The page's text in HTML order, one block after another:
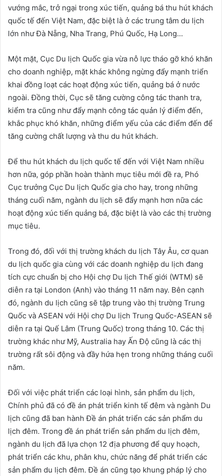
vướng mắc, trở ngại trong xúc tiến, quảng bá thu hút khách
quốc tế đến Việt Nam, đặc biệt là ở các trung tâm du lịch
lớn như Đà Nẵng, Nha Trang, Phú Quốc, Hạ Long…
Một mặt, Cục Du lịch Quốc gia vừa nỗ lực tháo gỡ khó khăn
cho doanh nghiệp, mặt khác không ngừng đẩy mạnh triển
khai đồng loạt các hoạt động xúc tiến, quảng bá ở nước
ngoài. Đồng thời, Cục sẽ tăng cường công tác thanh tra,
kiểm tra cũng như đẩy mạnh công tác quản lý điểm đến,
khắc phục khó khăn, những điểm yếu của các điểm đến để
tăng cường chất lượng và thu du hút khách.
Để thu hút khách du lịch quốc tế đến với Việt Nam nhiều
hơn nữa, góp phần hoàn thành mục tiêu mới đề ra, Phó
Cục trưởng Cục Du lịch Quốc gia cho hay, trong những
tháng cuối năm, ngành du lịch sẽ đẩy mạnh hơn nữa các
hoạt động xúc tiến quảng bá, đặc biệt là vào các thị trường
mục tiêu.
Trong đó, đối với thị trường khách du lịch Tây Âu, cơ quan
du lịch quốc gia cùng với các doanh nghiệp du lịch đang
tích cực chuẩn bị cho Hội chợ Du lịch Thế giới (WTM) sẽ
diễn ra tại London (Anh) vào tháng 11 năm nay. Bên cạnh
đó, ngành du lịch cũng sẽ tập trung vào thị trường Trung
Quốc và ASEAN với Hội chợ Du lịch Trung Quốc-ASEAN sẽ
diễn ra tại Quế Lâm (Trung Quốc) trong tháng 10. Các thị
trường khác như Mỹ, Australia hay Ấn Độ cũng là các thị
trường rất sôi động và đầy hứa hẹn trong những tháng cuối
năm.
Đối với việc phát triển các loại hình, sản phẩm du lịch,
Chính phủ đã có đề án phát triển kinh tế đêm và ngành Du
lịch cũng đã ban hành Đề án phát triển các sản phẩm du
lịch đêm. Trong đề án phát triển sản phẩm du lịch đêm,
ngành du lịch đã lựa chọn 12 địa phương để quy hoạch,
phát triển các khu, phân khu, chức năng để phát triển các
sản phẩm du lịch đêm. Đề án cũng tạo khung pháp lý cho